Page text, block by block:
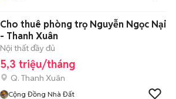
Cho thuê phòng trọ Nguyễn Ngọc Nại
- Thanh Xuân
Nội thất đầy đủ
5,3 triệu/tháng
Q. Thanh Xuân
Cộng Đồng Nhà Đất